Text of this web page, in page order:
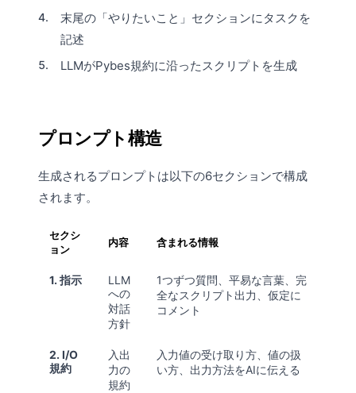
末尾の「やりたいこと」セクションにタスクを
記述
LLMがPybes規約に沿ったスクリプトを生成
プロンプト構造
生成されるプロンプトは以下の6セクションで構成
されます。
セクシ
ョン
内容 含まれる情報
1. 指示
LLM
への
対話
方針
1つずつ質問、平易な言葉、完
全なスクリプト出力、仮定に
コメント
2. I/O
規約
入出
力の
規約
入力値の受け取り方、値の扱
い方、出力方法をAIに伝える